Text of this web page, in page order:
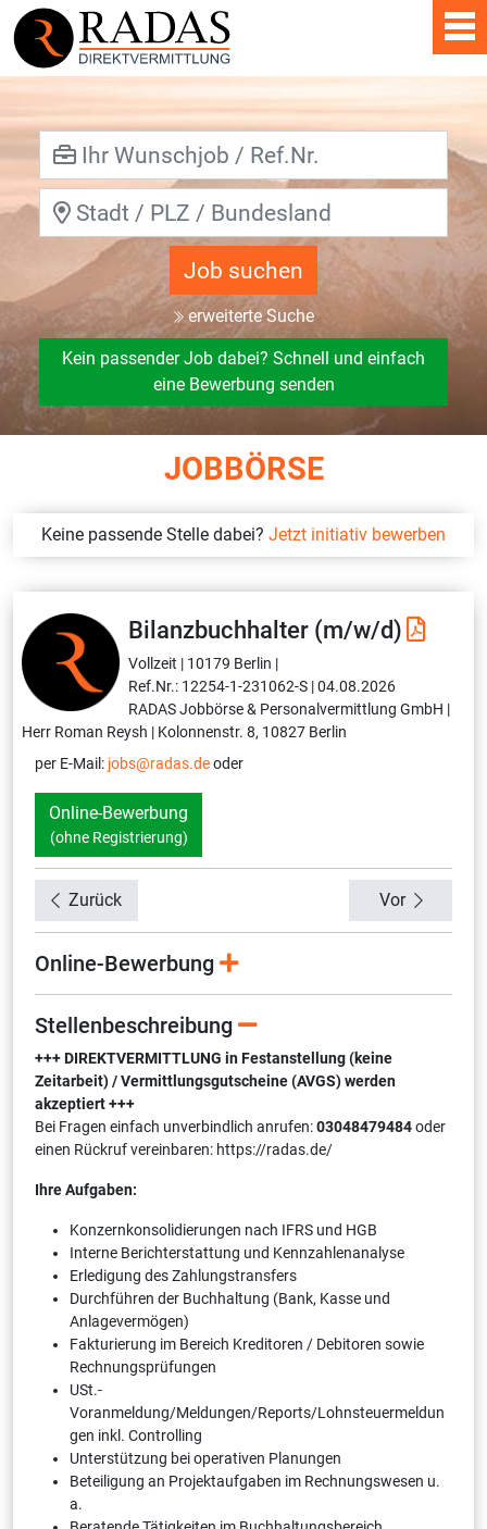
Job suchen
erweiterte Suche
Kein passender Job dabei? Schnell und einfach
eine Bewerbung senden
JOBBÖRSE
Keine passende Stelle dabei? Jetzt initiativ bewerben
Bilanzbuchhalter (m/w/d)
Vollzeit | 10179 Berlin |
Ref.Nr.: 12254-1-231062-S |04.08.2026
RADAS Jobbörse & Personalvermittlung GmbH |
Herr Roman Reysh | Kolonnenstr. 8, 10827 Berlin
per E-Mail: jobs@radas.deoder
Online-Bewerbung
(ohne Registrierung)
Zurück Vor
Online-Bewerbung
Stellenbeschreibung
+++ DIREKTVERMITTLUNG in Festanstellung (keine
Zeitarbeit) / Vermittlungsgutscheine (AVGS) werden
akzeptiert +++
Bei Fragen einfach unverbindlich anrufen:03048479484oder
einen Rückruf vereinbaren: https://radas.de/
Ihre Aufgaben:
Konzernkonsolidierungen nach IFRS und HGB
Interne Berichterstattung und Kennzahlenanalyse
Erledigung des Zahlungstransfers
Durchführen der Buchhaltung (Bank, Kasse und
Anlagevermögen)
Fakturierung im Bereich Kreditoren / Debitoren sowie
Rechnungsprüfungen
USt.-
Voranmeldung/Meldungen/Reports/Lohnsteuermeldun
gen inkl. Controlling
Unterstützung bei operativen Planungen
Beteiligung an Projektaufgaben im Rechnungswesen u.
a.